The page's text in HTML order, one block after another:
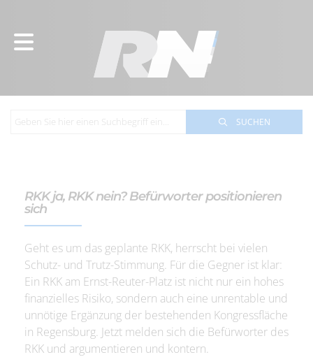
SUCHEN
RKK ja, RKK nein? Befürworter positionieren
sich
Geht es um das geplante RKK, herrscht bei vielen
Schutz- und Trutz-Stimmung. Für die Gegner ist klar:
Ein RKK am Ernst-Reuter-Platz ist nicht nur ein hohes
finanzielles Risiko, sondern auch eine unrentable und
unnötige Ergänzung der bestehenden Kongressfläche
in Regensburg. Jetzt melden sich die Befürworter des
RKK und argumentieren und kontern.